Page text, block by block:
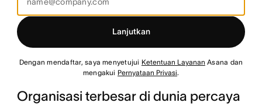
Lanjutkan
Dengan mendaftar, saya menyetujui Ketentuan Layanan Asana dan
mengakui Pernyataan Privasi.
Organisasi terbesar di dunia percaya